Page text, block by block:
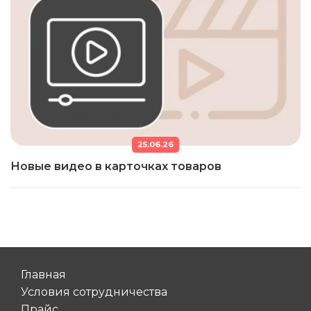
25.06.26
Новые видео в карточках товаров
Главная
Условия сотрудничества